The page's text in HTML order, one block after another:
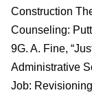
Construction
Counseling:
9G. A. Fine,
Administrative
Job: